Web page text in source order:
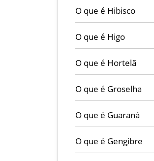
O que é Hibisco
O que é Higo
O que é Hortelã
O que é Groselha
O que é Guaraná
O que é Gengibre